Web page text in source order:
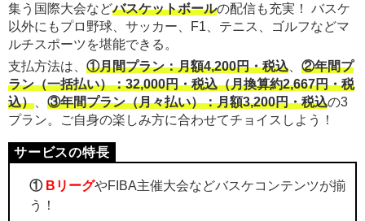
集う国際大会などバスケットボールの配信も充実！ バスケ
以外にもプロ野球、サッカー、F1、テニス、ゴルフなどマ
ルチスポーツを堪能できる。
支払方法は、 ①月間プラン：月額4,200円・税込、 ②年間プ
ラン（一括払い）：32,000円・税込（月換算約2,667円・税
込）、 ③年間プラン（月々払い）：月額3,200円・税込の3
プラン。ご自身の楽しみ方に合わせてチョイスしよう！
① BリーグやFIBA主催大会などバスケコンテンツが揃
う！